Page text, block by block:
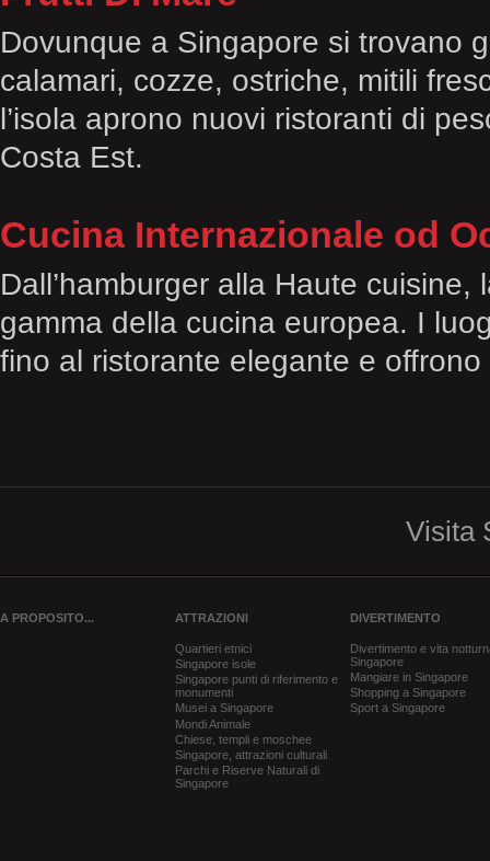
Dovunque a Singapore si trovano
calamari, cozze, ostriche, mitili
l’isola aprono nuovi ristoranti di
Costa Est.
Cucina Internazionale od
Dall’hamburger alla Haute
gamma della cucina europea. I
fino al ristorante elegante e
A PROPOSITO... ATTRAZIONI
Quartieri etnici
Singapore isole
Singapore punti di riferimento e
monumenti
Musei a Singapore
Mondi Animale
Chiese, templi e moschee
Singapore, attrazioni culturali
Parchi e Riserve Naturali di
Singapore
DIVERTIMENTO
Divertimento e vita
Singapore
Mangiare in Singapore
Shopping a Singapore
Sport a Singapore